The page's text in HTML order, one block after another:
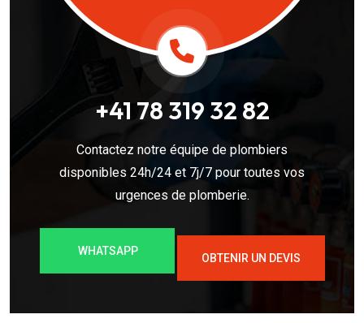
+41 78 319 32 82
Contactez notre équipe de plombiers
disponibles 24h/24 et 7j/7 pour toutes vos
urgences de plomberie.
WHATSAPP
OBTENIR UN DEVIS